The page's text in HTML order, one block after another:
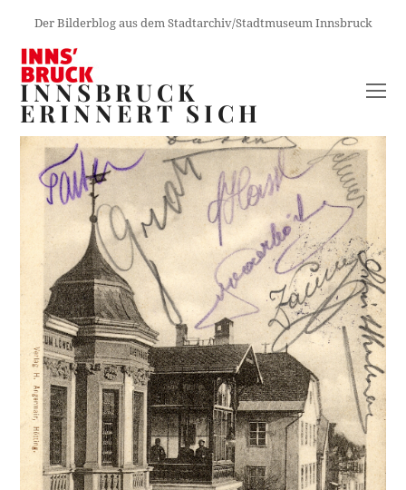
Der Bilderblog aus dem Stadtarchiv/Stadtmuseum Innsbruck
INNSBRUCK
ERINNERT SICH